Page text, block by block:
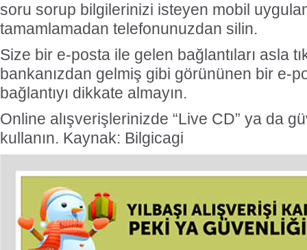
soru sorup bilgilerinizi isteyen mobil
tamamlamadan telefonunuzdan silin.
Size bir e-posta ile gelen bağlantıları asla
bankanızdan gelmiş gibi görününen bir e-
bağlantıyı dikkate almayın.
Online alışverişlerinizde “Live CD” ya da
kullanın. Kaynak: Bilgicagi